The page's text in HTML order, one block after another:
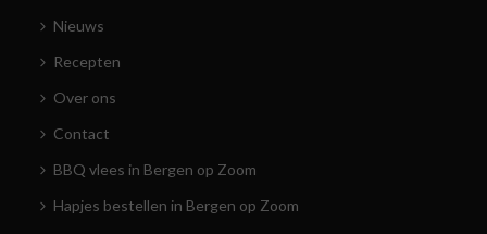
Nieuws
Recepten
Over ons
Contact
BBQ vlees in Bergen op Zoom
Hapjes bestellen in Bergen op Zoom